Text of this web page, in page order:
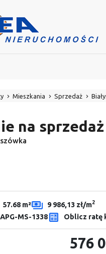
Mieszkania Sprzedaż
na sprzedaż
57.68 m² 9 986,13 zł/m2
APG-MS-1338 Oblicz ratę
576